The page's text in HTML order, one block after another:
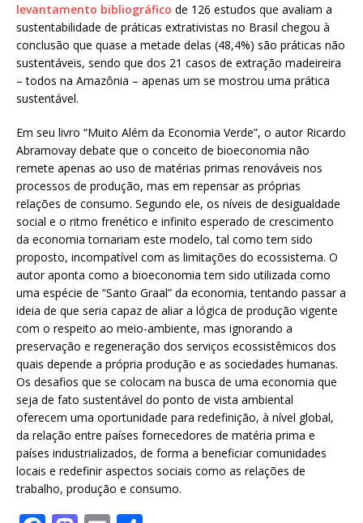
levantamento bibliográfico de 126 estudos que avaliam a
sustentabilidade de práticas extrativistas no Brasil chegou à
conclusão que quase a metade delas (48,4%) são práticas não
sustentáveis, sendo que dos 21 casos de extração madeireira
– todos na Amazônia – apenas um se mostrou uma prática
sustentável.
Em seu livro “Muito Além da Economia Verde”, o autor Ricardo
Abramovay debate que o conceito de bioeconomia não
remete apenas ao uso de matérias primas renováveis nos
processos de produção, mas em repensar as próprias
relações de consumo. Segundo ele, os níveis de desigualdade
social e o ritmo frenético e infinito esperado de crescimento
da economia tornariam este modelo, tal como tem sido
proposto, incompatível com as limitações do ecossistema. O
autor aponta como a bioeconomia tem sido utilizada como
uma espécie de “Santo Graal” da economia, tentando passar a
ideia de que seria capaz de aliar a lógica de produção vigente
com o respeito ao meio-ambiente, mas ignorando a
preservação e regeneração dos serviços ecossistêmicos dos
quais depende a própria produção e as sociedades humanas.
Os desafios que se colocam na busca de uma economia que
seja de fato sustentável do ponto de vista ambiental
oferecem uma oportunidade para redefinição, à nível global,
da relação entre países fornecedores de matéria prima e
países industrializados, de forma a beneficiar comunidades
locais e redefinir aspectos sociais como as relações de
trabalho, produção e consumo.